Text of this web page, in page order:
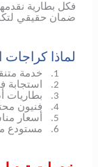
فكل بطارية
ضمان حقيقي
لماذا كراجات
1. خدمة متنقلة 24 ساعة تشمل جميع
2. استجابة
3. بطاريات
4. فنيون
5. أسعار
6. مستودع